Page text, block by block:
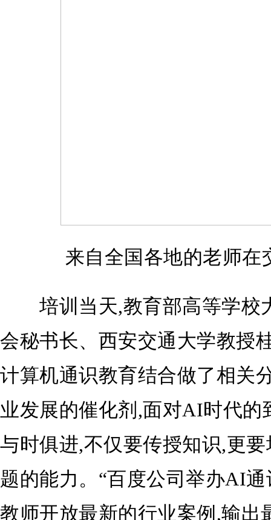
来自全国各地的老师在
培训当天,教育部高等学校
会秘书长、西安交通大学教授
计算机通识教育结合做了相关
业发展的催化剂,面对AI时代的
与时俱进,不仅要传授知识,更
题的能力。“百度公司举办AI
教师开放最新的行业案例,输出